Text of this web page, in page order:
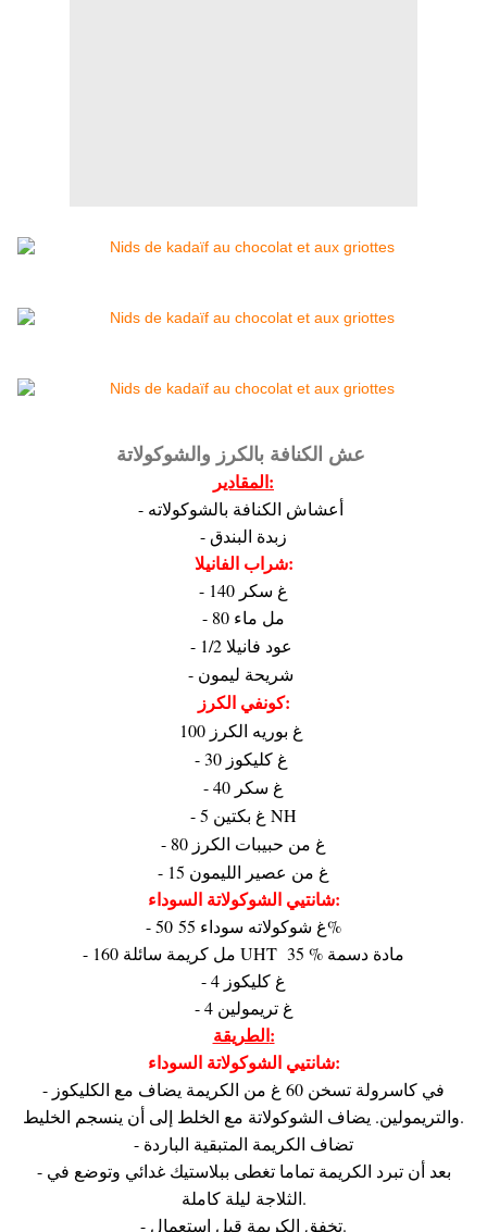
المقادير:
- زبدة البندق
شراب الفانيلا:
- 140 غ سكر
- 80 مل ماء
كونفي الكرز:
- 40 غ سكر
- 5 غ بكتين NH
- 80 غ من حبيبات الكرز
- 15 غ من عصير الليمون
شانتيي الشوكولاتة السوداء:
- 50 غ شوكولاته سوداء 55%
- 160 مل كريمة سائلة UHT 35 % مادة دسمة
- 4 غ كليكوز
- 4 غ تريمولين
الطريقة:
شانتيي الشوكولاتة السوداء:
- في كاسرولة تسخن 60 غ من الكريمة يضاف مع الكليكوز
والتريمولين. يضاف الشوكولاتة مع الخلط إلى أن ينسجم الخليط.
- تضاف الكريمة المتبقية الباردة
- بعد أن تبرد الكريمة تماما تغطى ببلاستيك غدائي وتوضع في
الثلاجة ليلة كاملة.
- تخفق الكريمة قبل إستعمال.